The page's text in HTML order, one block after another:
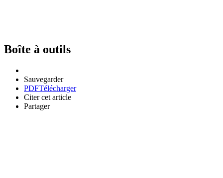
Boîte à outils
Sauvegarder
PDFTélécharger
Citer cet article
Partager